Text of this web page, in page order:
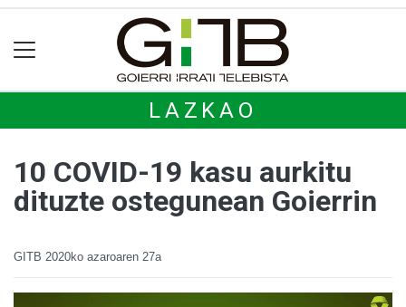
LAZKAO
10 COVID-19 kasu aurkitu
dituzte ostegunean Goierrin
GITB 2020ko azaroaren 27a